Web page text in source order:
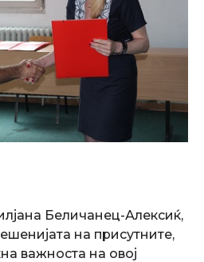
Беличанец-Алексиќ,
на присутните,
важноста на овој